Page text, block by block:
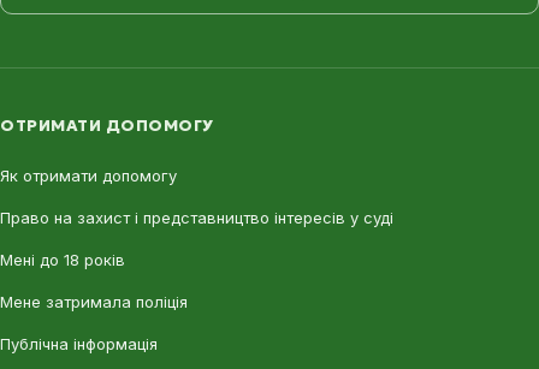
ОТРИМАТИ ДОПОМОГУ
Як отримати допомогу
Право на захист і представництво інтересів у суді
Мені до 18 років
Мене затримала поліція
Публічна інформація